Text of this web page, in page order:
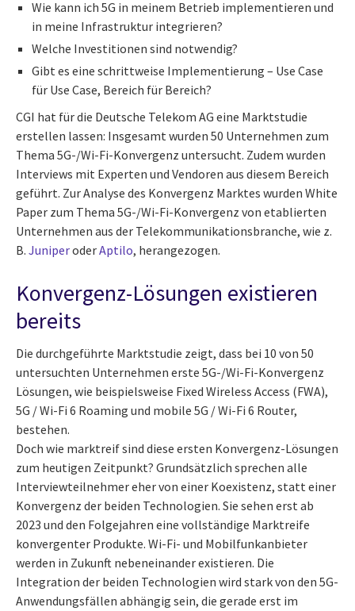
Wie kann ich 5G in meinem Betrieb implementieren und
in meine Infrastruktur integrieren?
Welche Investitionen sind notwendig?
Gibt es eine schrittweise Implementierung – Use Case
für Use Case, Bereich für Bereich?
CGI hat für die Deutsche Telekom AG eine Marktstudie
erstellen lassen: Insgesamt wurden 50 Unternehmen zum
Thema 5G-/Wi-Fi-Konvergenz untersucht. Zudem wurden
Interviews mit Experten und Vendoren aus diesem Bereich
geführt. Zur Analyse des Konvergenz Marktes wurden White
Paper zum Thema 5G-/Wi-Fi-Konvergenz von etablierten
Unternehmen aus der Telekommunikationsbranche, wie z.
B. JuniperoderAptilo, herangezogen.
Konvergenz-Lösungen existieren
bereits
Die durchgeführte Marktstudie zeigt, dass bei 10 von 50
untersuchten Unternehmen erste 5G-/Wi-Fi-Konvergenz
Lösungen, wie beispielsweise Fixed Wireless Access (FWA),
5G / Wi-Fi 6 Roaming und mobile 5G / Wi-Fi 6 Router,
bestehen.
Doch wie marktreif sind diese ersten Konvergenz-Lösungen
zum heutigen Zeitpunkt? Grundsätzlich sprechen alle
Interviewteilnehmer eher von einer Koexistenz, statt einer
Konvergenz der beiden Technologien. Sie sehen erst ab
2023 und den Folgejahren eine vollständige Marktreife
konvergenter Produkte. Wi-Fi- und Mobilfunkanbieter
werden in Zukunft nebeneinander existieren. Die
Integration der beiden Technologien wird stark von den 5G-
Anwendungsfällen abhängig sein, die gerade erst im